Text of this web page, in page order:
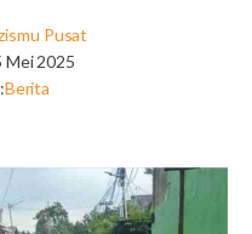
Pusat
Mei 2025
Berita